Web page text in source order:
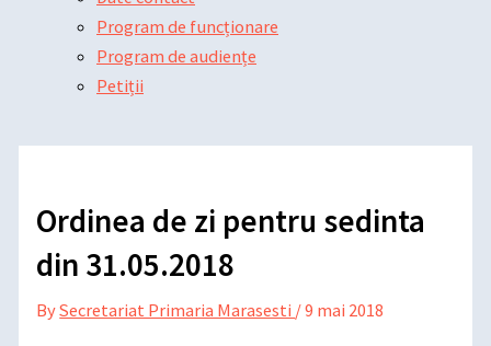
Program de funcționare
Program de audiențe
Petiții
Ordinea de zi pentru sedinta
din 31.05.2018
BySecretariat Primaria Marasesti /9 mai 2018